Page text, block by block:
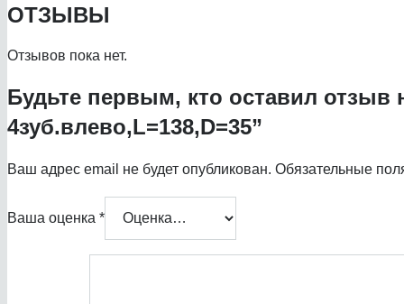
ОТЗЫВЫ
Отзывов пока нет.
Будьте первым, кто оставил отзыв
4зуб.влево,L=138,D=35”
Ваш адрес email не будет опубликован. Обязательные
Ваша оценка *